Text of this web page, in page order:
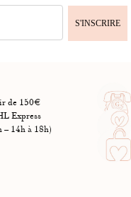
S'INSCRIRE
de 150€
Express
– 14h à 18h)